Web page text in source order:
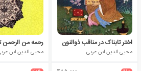
اختر تابناک در مناقب ذوالنون
محیی الدین ابن عربی محیی الدین ابن